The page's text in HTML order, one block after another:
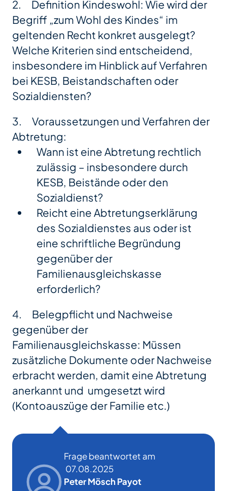
2. Definition Kindeswohl: Wie wird der
Begriff „zum Wohl des Kindes“ im
geltenden Recht konkret ausgelegt?
Welche Kriterien sind entscheidend,
insbesondere im Hinblick auf Verfahren
bei KESB, Beistandschaften oder
Sozialdiensten?
3. Voraussetzungen und Verfahren der
Abtretung:
Wann ist eine Abtretung rechtlich
zulässig – insbesondere durch
KESB, Beistände oder den
Sozialdienst?
Reicht eine Abtretungserklärung
des Sozialdienstes aus oder ist
eine schriftliche Begründung
gegenüber der
Familienausgleichskasse
erforderlich?
4. Belegpflicht und Nachweise
gegenüber der
Familienausgleichskasse: Müssen
zusätzliche Dokumente oder Nachweise
erbracht werden, damit eine Abtretung
anerkannt und umgesetzt wird
(Kontoauszüge der Familie etc.)
Frage beantwortet am
07.08.2025
Peter Mösch Payot